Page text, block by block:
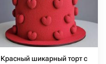
Красный шикарный торт с